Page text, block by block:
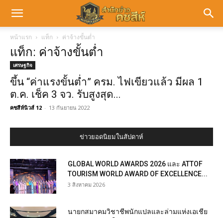
หน้าแรก แท็ก ค่าจ้างขั้นต่ำ
แท็ก: ค่าจ้างขั้นต่ำ
เศรษฐกิจ
ขึ้น “ค่าแรงขั้นต่ำ” ครม. ไฟเขียวแล้ว มีผล 1
ต.ค. เช็ค 3 จว. รับสูงสุด...
คชสีห์นิวส์ 12 - 13 กันยายน 2022
ข่าวยอดนิยมในสัปดาห์
GLOBAL WORLD AWARDS 2026 และ ATTOF
TOURISM WORLD AWARD OF EXCELLENCE...
3 สิงหาคม 2026
นายกสมาคมวิชาชีพนักแปลและล่ามแห่งเอเชีย